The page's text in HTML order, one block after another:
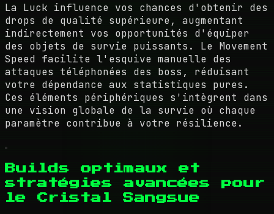
La Luck influence vos chances d'obtenir des
drops de qualité supérieure, augmentant
indirectement vos opportunités d'équiper
des objets de survie puissants. Le Movement
Speed facilite l'esquive manuelle des
attaques téléphonées des boss, réduisant
votre dépendance aux statistiques pures.
Ces éléments périphériques s'intègrent dans
une vision globale de la survie où chaque
paramètre contribue à votre résilience.
Builds optimaux et
stratégies avancées pour
le Cristal Sangsue